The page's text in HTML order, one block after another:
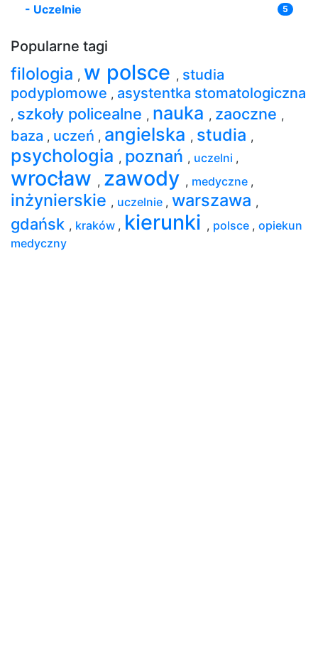
- Uczelnie 5
Popularne tagi
filologia , w polsce , studia
podyplomowe , asystentka stomatologiczna
, szkoły policealne , nauka , zaoczne ,
baza , uczeń , angielska , studia ,
psychologia , poznań , uczelni ,
wrocław , zawody , medyczne ,
inżynierskie , uczelnie , warszawa ,
gdańsk , kraków , kierunki , polsce , opiekun
medyczny